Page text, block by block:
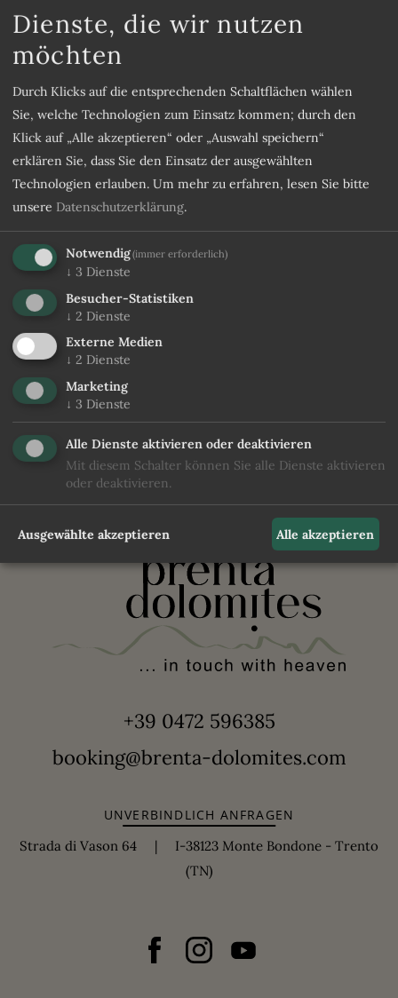
während Kinder ab 9 Jahren und Erwachsene jeden Alters
eine Ermäßigung von 50% erhalten.
Ausstattung
Dusche
Toilette
Fernseher
Safe
Minibar
Wlan
Doppelbett
ANFRAGEN PREIS UND VERFÜGBARKEIT PRÜFEN
zurück zu den Zimmern
+39 0472 596385
booking@brenta-dolomites.com
UNVERBINDLICH ANFRAGEN
Strada di Vason 64 | I-38123 Monte Bondone - Trento
(TN)
Dienste, die wir nutzen
möchten
Durch Klicks auf die entsprechenden Schaltflächen wählen
Sie, welche Technologien zum Einsatz kommen; durch den
Klick auf „Alle akzeptieren“ oder „Auswahl speichern“
erklären Sie, dass Sie den Einsatz der ausgewählten
Technologien erlauben. Um mehr zu erfahren, lesen Sie bitte
unsere Datenschutzerklärung.
Notwendig(immer erforderlich)
↓ 3 Dienste
Besucher-Statistiken
↓ 2 Dienste
Externe Medien
↓ 2 Dienste
Marketing
↓ 3 Dienste
Alle Dienste aktivieren oder deaktivieren
Mit diesem Schalter können Sie alle Dienste aktivieren
oder deaktivieren.
Ausgewählte akzeptieren Alle akzeptieren